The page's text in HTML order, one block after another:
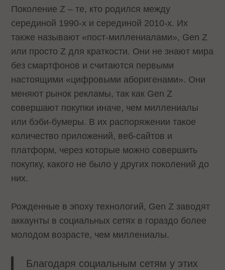
Поколение Z – те, кто родился между
серединой 1990-х и серединой 2010-х. Их
также называют «пост-миллениалами», Gen Z
или просто Z для краткости. Они не знают мира
без смартфонов и считаются первыми
настоящими «цифровыми аборигенами». Они
меняют рынок рекламы, так как Gen Z
совершают покупки иначе, чем миллениалы
или бэби-бумеры. В их распоряжении такое
количество приложений, веб-сайтов и
платформ, через которые можно совершить
покупку, какого не было у других поколений до
них.
Рожденные в эпоху технологий, Gen Z заводят
аккаунты в социальных сетях в гораздо более
молодом возрасте, чем миллениалы.
Благодаря социальным сетям у этих